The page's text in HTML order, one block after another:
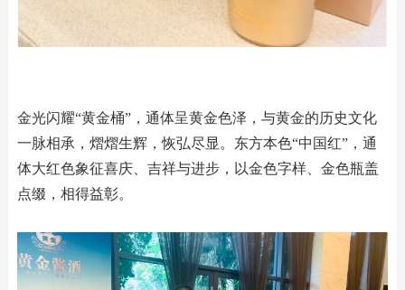
金光闪耀“黄金桶”，通体呈黄金色泽，与黄金的历史文化
一脉相承，熠熠生辉，恢弘尽显。东方本色“中国红”，通
体大红色象征喜庆、吉祥与进步，以金色字样、金色瓶盖
点缀，相得益彰。